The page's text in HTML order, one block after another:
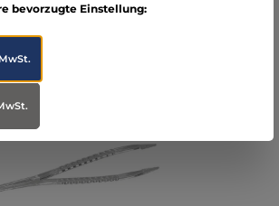
bevorzugte Einstellung: